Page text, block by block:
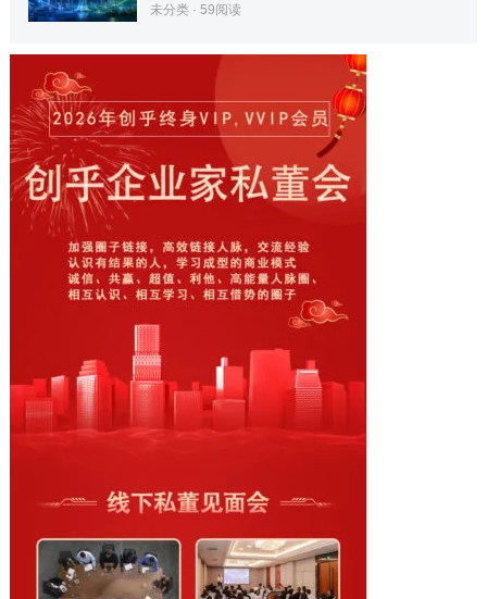
未分类· 59阅读